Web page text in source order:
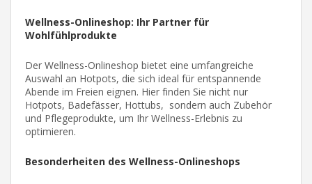
Wellness-Onlineshop: Ihr Partner für
Wohlfühlprodukte
Der Wellness-Onlineshop bietet eine umfangreiche
Auswahl an Hotpots, die sich ideal für entspannende
Abende im Freien eignen. Hier finden Sie nicht nur
Hotpots, Badefässer, Hottubs, sondern auch Zubehör
und Pflegeprodukte, um Ihr Wellness-Erlebnis zu
optimieren.
Besonderheiten des Wellness-Onlineshops